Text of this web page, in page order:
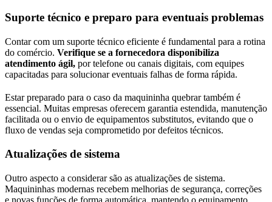
Suporte técnico e preparo para eventuais problemas
Contar com um suporte técnico eficiente é fundamental para a rotina
do comércio. Verifique se a fornecedora disponibiliza
atendimento ágil, por telefone ou canais digitais, com equipes
capacitadas para solucionar eventuais falhas de forma rápida.
Estar preparado para o caso da maquininha quebrar também é
essencial. Muitas empresas oferecem garantia estendida, manutenção
facilitada ou o envio de equipamentos substitutos, evitando que o
fluxo de vendas seja comprometido por defeitos técnicos.
Atualizações de sistema
Outro aspecto a considerar são as atualizações de sistema.
Maquininhas modernas recebem melhorias de segurança, correções
e novas funções de forma automática, mantendo o equipamento